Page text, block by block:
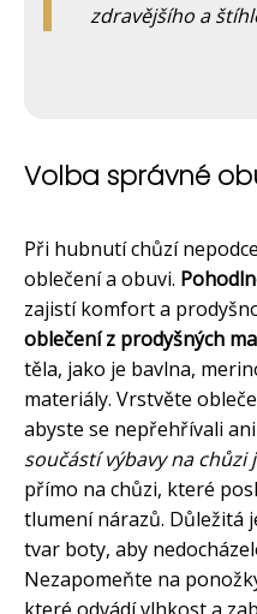
zdravějšího a
Volba správné
Při hubnutí chůzí
oblečení a obuvi.
zajistí komfort a
oblečení z prodyšných
těla, jako je bavlna,
materiály. Vrstvěte
abyste se nepřehřívali
součástí výbavy na chůzi
přímo na chůzi, které
tlumení nárazů. Důležitá
tvar boty, aby
Nezapomeňte na